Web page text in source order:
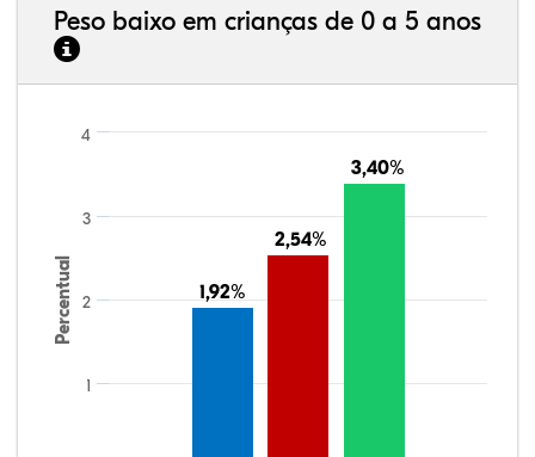
Peso baixo em crianças de 0 a 5 anos
Percentual 1,92%
1,92%
2,54%
2,54%
3,40%
3,40%
1
2
3
4